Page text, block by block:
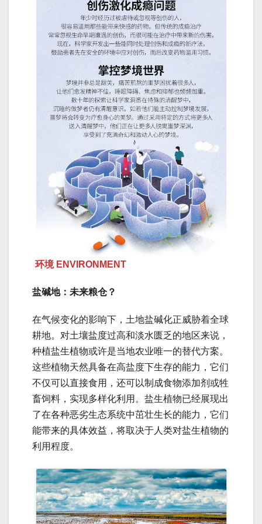
环境 ENVIRONMENT
盐碱地：未来粮仓？
在气候变化的影响下，土地盐碱化正威胁着全球
耕地。对土壤盐度过高和淡水匮乏的地区来说，
种植盐生植物或许是当地农业唯一的替代方案。
这些植物天然具备在高盐度下生存的能力，它们
不仅可以直接食用，还可以制成食物添加剂或牲
畜饲料，实现多样化利用。盐生植物已经展现出
了在各种恶劣生态系统中茁壮生长的能力，它们
能带来的具体效益，将取决于人类对盐生植物的
利用程度。